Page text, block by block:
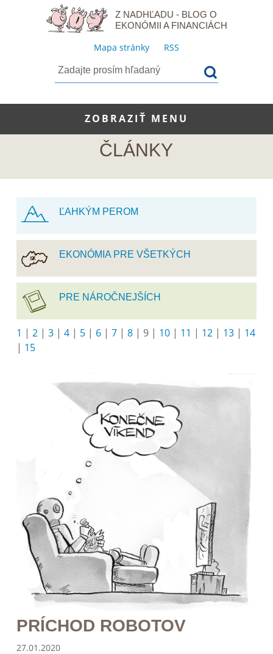
Z NADHĽADU - BLOG O
EKONÓMII A FINANCIÁCH
Mapa stránky RSS
ZOBRAZIŤ MENU
ČLÁNKY
ĽAHKÝM PEROM
EKONÓMIA PRE VŠETKÝCH
PRE NÁROČNEJŠÍCH
1 | 2| 3| 4| 5| 6| 7| 8| 9| 10| 11 | 12| 13| 14
| 15
PRÍCHOD ROBOTOV
27.01.2020